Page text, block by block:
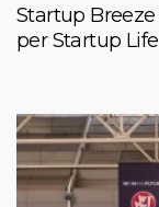
Startup
per Startup